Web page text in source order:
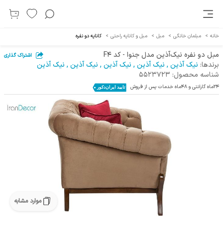
خانه > مبلمان خانگی > مبل > مبل و کاناپه راحتی > کاناپه دو نفره
مبل دو نفره نیک‌آذین مدل جنوا - کد F4 اشتراک گذاری
برندها: نیک آذین, نیک آذین, نیک آذین, نیک آذین, نیک آذین
شناسه محصول: 5523723
24ماه گارانتی و 48ماه خدمات پس از فروش
موارد مشابه